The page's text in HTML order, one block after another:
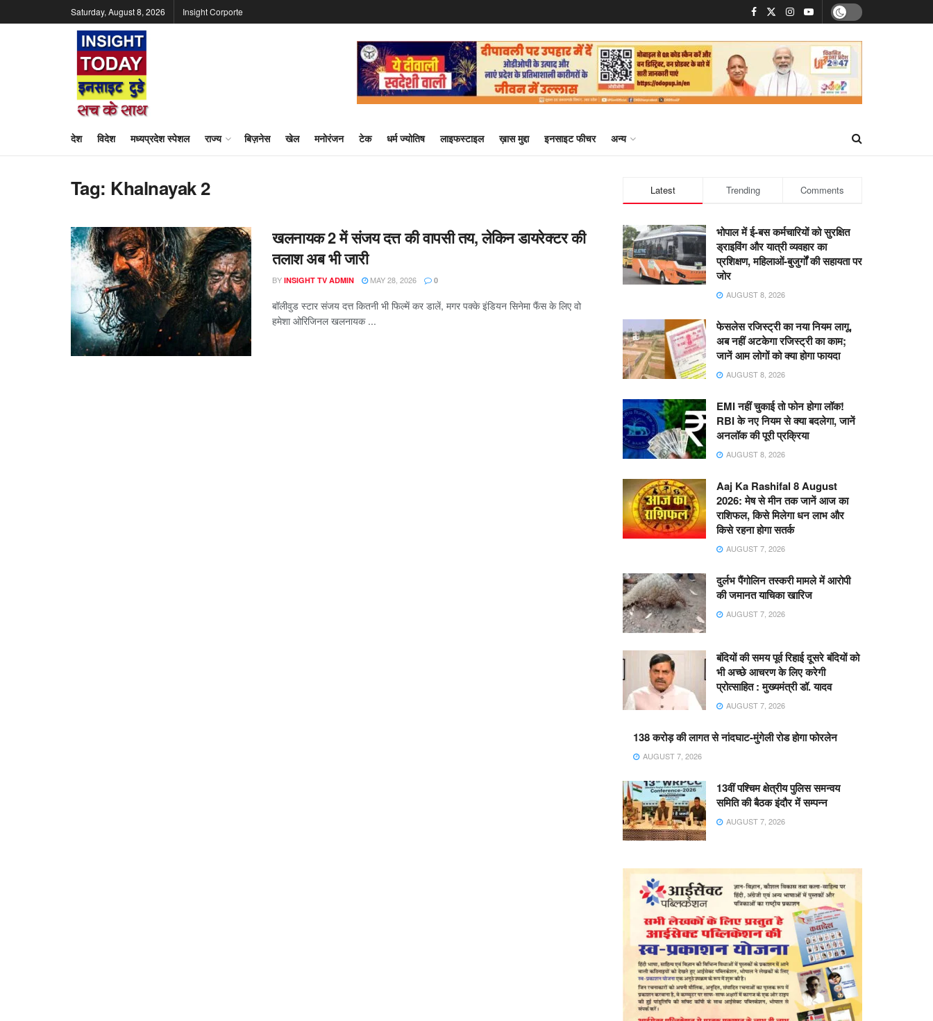
Saturday, August 8, 2026 Insight Corporte
देश विदेश मध्यप्रदेश स्पेशल राज्य बिज़नेस खेल मनोरंजन टेक धर्म ज्योतिष लाइफस्टाइल ख़ास मुद्दा इनसाइट फीचर अन्य
Tag: Khalnayak 2
खलनायक 2 में संजय दत्त की वापसी तय, लेकिन डायरेक्टर की
तलाश अब भी जारी
BY INSIGHT TV ADMIN MAY 28, 2026 0
बॉलीवुड स्टार संजय दत्त कितनी भी फिल्में कर डालें, मगर पक्के इंडियन सिनेमा फैंस के लिए वो
हमेशा ओरिजिनल खलनायक ...
Latest Trending Comments
भोपाल में ई-बस कर्मचारियों को सुरक्षित
ड्राइविंग और यात्री व्यवहार का
प्रशिक्षण, महिलाओं-बुजुर्गों की सहायता पर
जोर
AUGUST 8, 2026
फेसलेस रजिस्ट्री का नया नियम लागू,
अब नहीं अटकेगा रजिस्ट्री का काम;
जानें आम लोगों को क्या होगा फायदा
AUGUST 8, 2026
EMI नहीं चुकाई तो फोन होगा लॉक!
RBI के नए नियम से क्या बदलेगा, जानें
अनलॉक की पूरी प्रक्रिया
AUGUST 8, 2026
Aaj Ka Rashifal 8 August
2026: मेष से मीन तक जानें आज का
राशिफल, किसे मिलेगा धन लाभ और
किसे रहना होगा सतर्क
AUGUST 7, 2026
दुर्लभ पैंगोलिन तस्करी मामले में आरोपी
की जमानत याचिका खारिज
AUGUST 7, 2026
बंदियों की समय पूर्व रिहाई दूसरे बंदियों को
भी अच्छे आचरण के लिए करेगी
प्रोत्साहित : मुख्यमंत्री डॉ. यादव
AUGUST 7, 2026
138 करोड़ की लागत से नांदघाट-मुंगेली रोड होगा फोरलेन
AUGUST 7, 2026
13वीं पश्चिम क्षेत्रीय पुलिस समन्वय
समिति की बैठक इंदौर में सम्पन्न
AUGUST 7, 2026